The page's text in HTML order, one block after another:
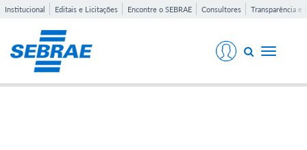
Institucional Editais e Licitações Encontre o SEBRAE Consultores Transparência e
Toggle